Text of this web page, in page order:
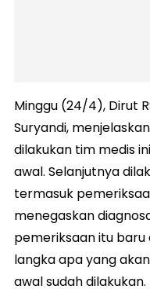
Minggu (24/4), Dirut
Suryandi,
dilakukan tim medis
awal. Selanjutnya
termasuk
menegaskan
pemeriksaan itu
langka apa yang
awal sudah